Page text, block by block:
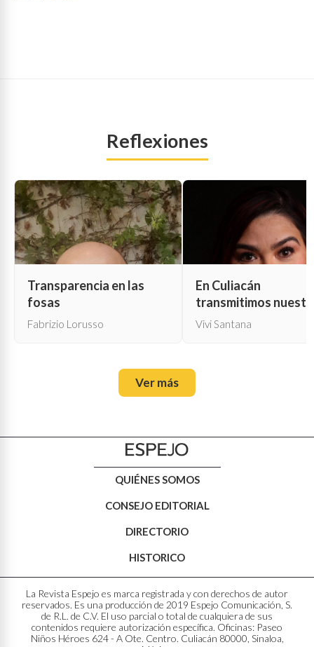
Reflexiones
Transparencia en las
fosas
Fabrizio Lorusso
En Culiacán
transmitimos
propia muerte
Vivi Santana
Ver más
QUIÉNES SOMOS
CONSEJO EDITORIAL
DIRECTORIO
HISTORICO
La Revista Espejo es marca registrada y con derechos de autor
reservados. Es una producción de 2019 Espejo Comunicación, S.
de R.L. de C.V. El uso parcial o total de cualquiera de sus
contenidos requiere autorización específica. Oficinas: Paseo
Niños Héroes 624 - A Ote. Centro. Culiacán 80000, Sinaloa,